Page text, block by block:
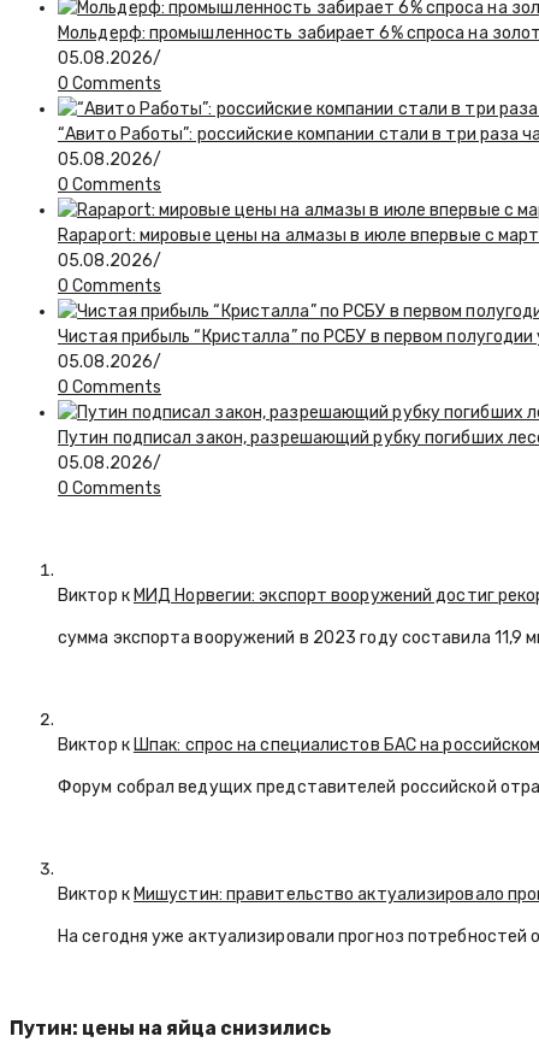
Мольдерф: промышленность забирает 6% спроса на
05.08.2026/
0 Comments
“Авито Работы”: российские компании стали в три раза
05.08.2026/
0 Comments
Rapaport: мировые цены на алмазы в июле впервые с
05.08.2026/
0 Comments
Чистая прибыль “Кристалла” по РСБУ в первом полугодии
05.08.2026/
0 Comments
Путин подписал закон, разрешающий рубку погибших
05.08.2026/
0 Comments
Виктор кМИД Норвегии: экспорт вооружений достиг
сумма экспорта вооружений в 2023 году составила 11,9
Виктор кШпак: спрос на специалистов БАС на
Форум собрал ведущих представителей российской
Виктор кМишустин: правительство актуализировало
На сегодня уже актуализировали прогноз
Путин: цены на яйца снизились